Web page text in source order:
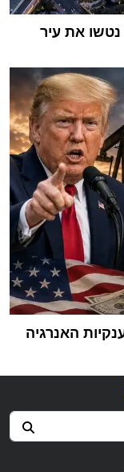
נטשו את עיר
האנרגיה